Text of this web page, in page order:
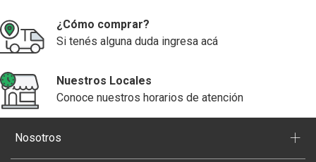
¿Cómo comprar?
Si tenés alguna duda ingresa acá
Nuestros Locales
Conoce nuestros horarios de atención
Nosotros +